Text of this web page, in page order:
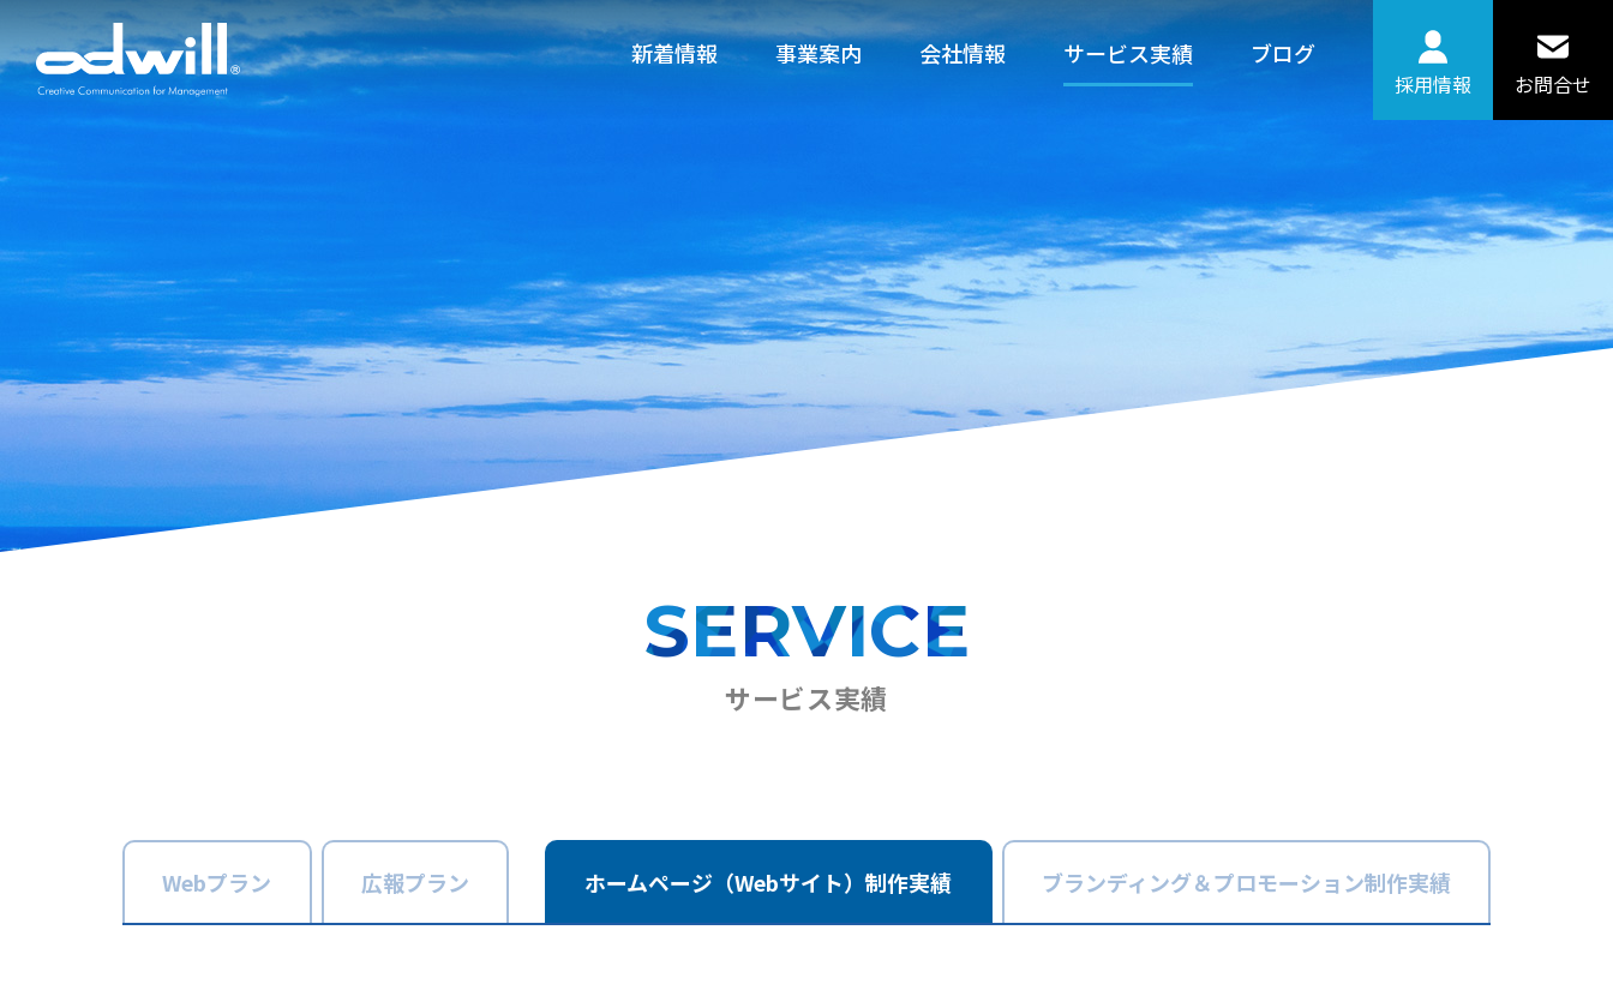
新着情報 事業案内 会社情報 サービス実績 ブログ
採用情報 お問合せ
SERVICE
サービス実績
Webプラン 広報プラン ホームページ （Webサイト）制作実績 ブランディング＆プロモーション制作実績